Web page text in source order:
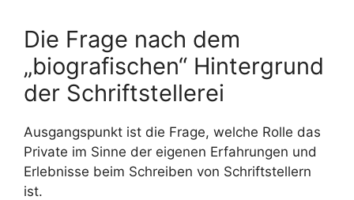
Die Frage nach dem
„biografischen“ Hintergrund
der Schriftstellerei
Ausgangspunkt ist die Frage, welche Rolle das
Private im Sinne der eigenen Erfahrungen und
Erlebnisse beim Schreiben von Schriftstellern
ist.